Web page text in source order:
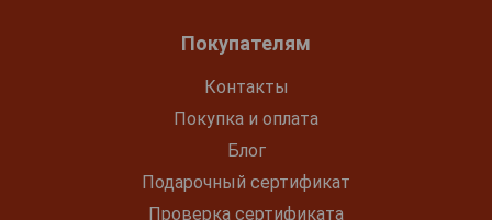
Покупателям
Контакты
Покупка и оплата
Блог
Подарочный сертификат
Проверка сертификата